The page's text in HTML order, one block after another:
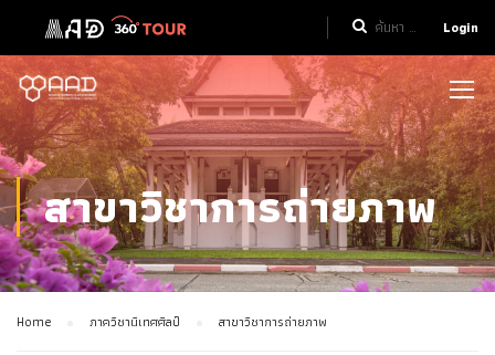
Login
สาขาวิชาการถ่ายภาพ
Home ภาควิชานิเทศศิลป์ สาขาวิชาการถ่ายภาพ